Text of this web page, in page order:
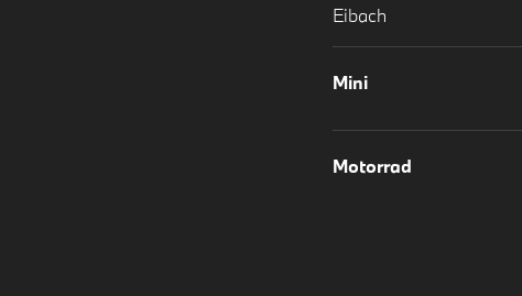
Eibach
Mini
Motorrad